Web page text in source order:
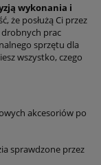
wykonania i
że posłużą Ci przez
drobnych prac
sprzętu dla
wszystko, czego
akcesoriów po
sprawdzone przez